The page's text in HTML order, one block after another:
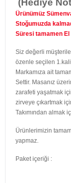
(Hediye
Ürünümüz
Stoğumuzda
Süresi tamamen El
Siz değerli
özenle seçilen
Markamıza ait
Settir. Masanız
zarafeti yaşatmak
zirveye çıkartmak
Takımından almak
Ürünlerimizin
yapmaz.
Paket içeriği :